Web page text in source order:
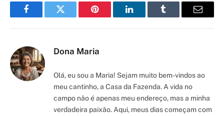
FacebookTwitter Pinterest LinkedInTumblr Email
Dona Maria
Olá, eu sou a Maria! Sejam muito bem-vindos ao
meu cantinho, a Casa da Fazenda. A vida no
campo não é apenas meu endereço, mas a minha
verdadeira paixão. Aqui, meus dias começam com